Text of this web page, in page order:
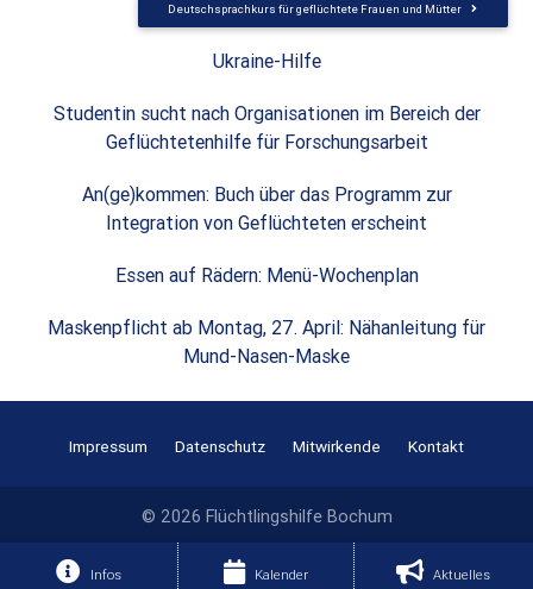
Infos Kalender Aktuelles
Deutschsprachkurs für geflüchtete Frauen und Mütter
Ukraine-Hilfe
Studentin sucht nach Organisationen im Bereich der
Geflüchtetenhilfe für Forschungsarbeit
An(ge)kommen: Buch über das Programm zur
Integration von Geflüchteten erscheint
Essen auf Rädern: Menü-Wochenplan
Maskenpflicht ab Montag, 27. April: Nähanleitung für
Mund-Nasen-Maske
Impressum Datenschutz Mitwirkende Kontakt
© 2026 Flüchtlingshilfe Bochum